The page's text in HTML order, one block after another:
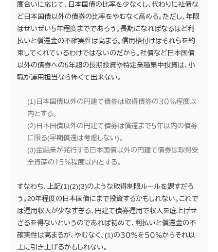
度合いに応じて、日本国債の比率を少なくし、代わりに社債な
ど日本国債以外の債券の比率をやむなく高める。ただし、年限
はせいぜい５年程度までであろう。長期になればなるほど利
払いと償還金の不確実性は高まる。信用格付けはそれらを約
束してくれているわけではないのだから。社債など日本国債
以外の債券への5年超の長期投資や特定業種集中投資は、小
職が運用担当なら怖くて出来ない。
(1)日本国債以外の円建て債券は取得債券の３０％程度以
内とする。
(2)日本国債以外の円建て債券は償還まで５年以内の債券
に限る(早期償還は考慮しない)。
(3)金融業が発行する日本国債以外の円建て債券は取得安
全資産の１５％程度以内とする。
すなわち、上記(1)(2)(3)のような取得制限ルールを課すだろ
う。20年程度の日本国債にまで投資するかもしれない。これで
は運用収入が少なすぎる、円建て債券運用で収入を底上げせ
ざるを得ないというのであれば初めて、利払いと償還金の不
確実性は高まるが、やむなく、(1)の３０％を５０％からそれ以
上に引き上げるかもしれない。